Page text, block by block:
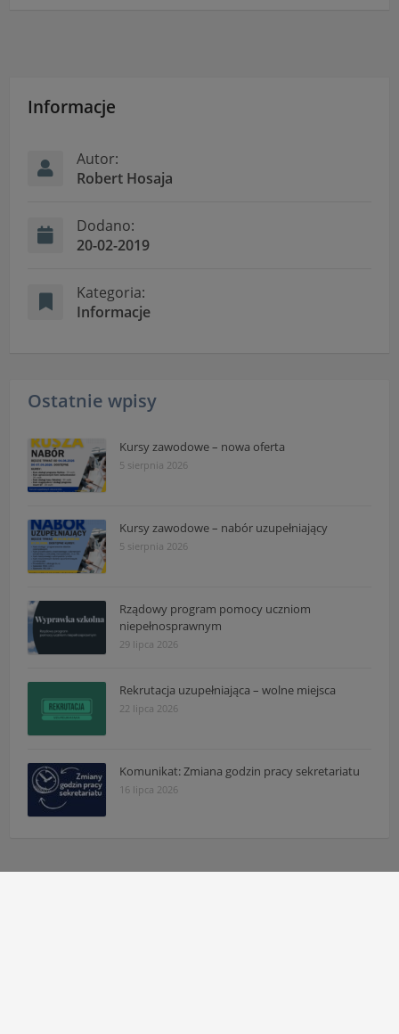
Informacje
Autor:
Robert Hosaja
Dodano:
20-02-2019
Kategoria:
Informacje
Ostatnie wpisy
Kursy zawodowe – nowa oferta
5 sierpnia 2026
Kursy zawodowe – nabór uzupełniający
5 sierpnia 2026
Rządowy program pomocy uczniom
niepełnosprawnym
29 lipca 2026
Rekrutacja uzupełniająca – wolne miejsca
22 lipca 2026
Komunikat: Zmiana godzin pracy sekretariatu
16 lipca 2026